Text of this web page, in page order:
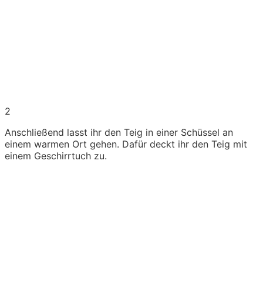
2
Anschließend lasst ihr den Teig in einer Schüssel an
einem warmen Ort gehen. Dafür deckt ihr den Teig mit
einem Geschirrtuch zu.